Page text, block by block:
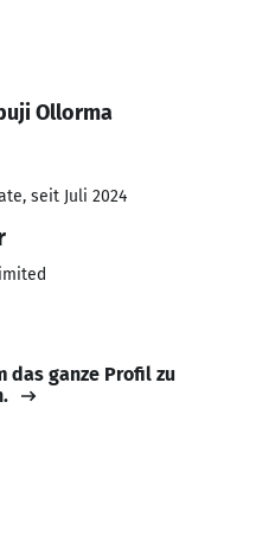
Ollorma
seit Juli 2024
das ganze Profil zu